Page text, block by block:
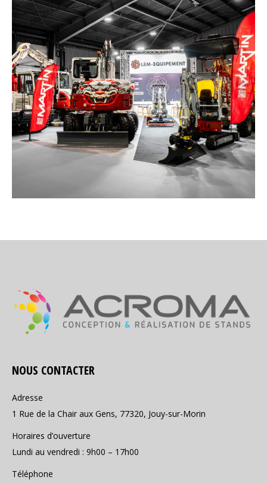
NOUS CONTACTER
Adresse
1 Rue de la Chair aux Gens, 77320, Jouy-sur-Morin
Horaires d’ouverture
Lundi au vendredi : 9h00 – 17h00
Téléphone